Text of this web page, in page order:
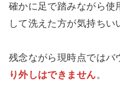
確かに足で踏みながら使
して洗えた方が気持ちい
残念ながら現時点ではバ
り外しはできません。